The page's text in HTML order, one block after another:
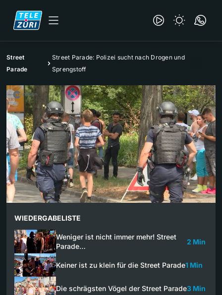
Street
Parade
Street Parade: Polizei sucht nach Drogen und
Sprengstoff
WIEDERGABELISTE
Weniger ist nicht immer mehr! Street
Parade…
2 Min
Keiner ist zu klein für die Street Parade1 Min
Die schrägsten Vögel der Street Parade3 Min